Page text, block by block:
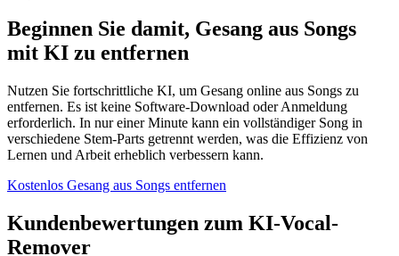
Beginnen Sie damit, Gesang aus Songs
mit KI zu entfernen
Nutzen Sie fortschrittliche KI, um Gesang online aus Songs zu
entfernen. Es ist keine Software-Download oder Anmeldung
erforderlich. In nur einer Minute kann ein vollständiger Song in
verschiedene Stem-Parts getrennt werden, was die Effizienz von
Lernen und Arbeit erheblich verbessern kann.
Kostenlos Gesang aus Songs entfernen
Kundenbewertungen zum KI-Vocal-
Remover